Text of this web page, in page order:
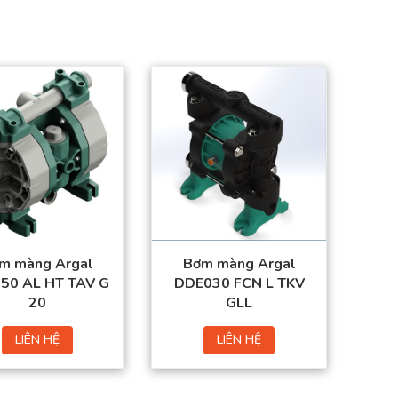
màng Argal
AL HT TAV G
20
LIÊN HỆ
Bơm màng Argal
DDE030 FCN L TKV
GLL
LIÊN HỆ